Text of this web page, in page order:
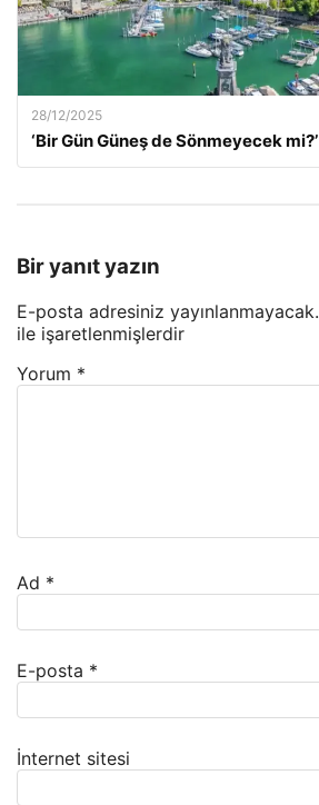
28/12/2025
‘Bir Gün Güneş de Sönmeyecek mi?’
Bir yanıt yazın
E-posta adresiniz yayınlanmayacak.
ile işaretlenmişlerdir
Yorum *
Ad *
E-posta *
İnternet sitesi